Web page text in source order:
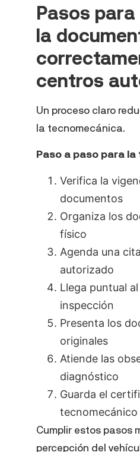
Pasos
la
centros
Un proceso claro
la tecnomecánica.
Paso a paso para
Verifica la
documentos
Organiza los
físico
Agenda una
autorizado
Llega puntual
inspección
Presenta los
originales
Atiende las
diagnóstico
Guarda el
tecnomecánico
Cumplir estos pasos
percepción del